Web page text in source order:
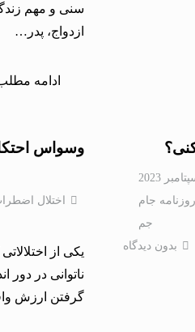
سنی و مهم
ازدواج، پدر…
ادامه
روزنامه جام
جم
بدون دیدگاه
وسواس
اختلال
یکی از
ناتوانی در دور
گرفتن ارزش